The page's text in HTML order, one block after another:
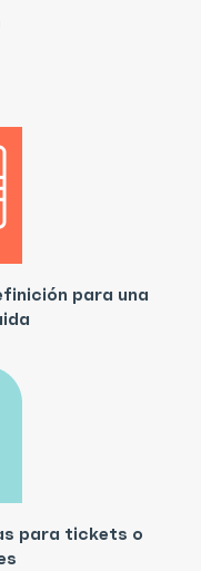
para una
para tickets o